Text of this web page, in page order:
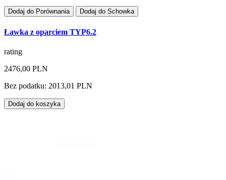
Dodaj do Porównania Dodaj do Schowka
Ławka z oparciem TYP6.2
rating
2476,00 PLN
Bez podatku: 2013,01 PLN
Dodaj do koszyka